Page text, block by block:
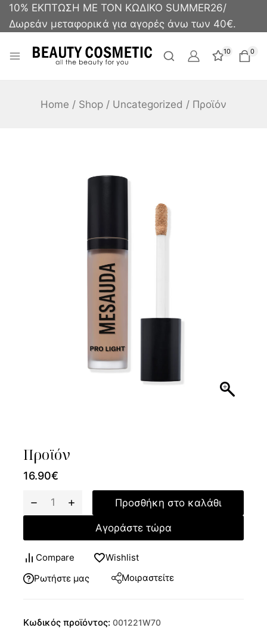
10% ΕΚΠΤΩΣΗ ΜΕ ΤΟΝ ΚΩΔΙΚΟ SUMMER26/
Δωρεάν μεταφορικά για αγορές άνω των 40€.
10 0
Home / Shop / Uncategorized / Προϊόν
Προϊόν
16.90€
Προσθήκη στο καλάθι
Αγοράστε τώρα
Compare
Wishlist
Ρωτήστε μας
Μοιραστείτε
Κωδικός προϊόντος: 001221W70